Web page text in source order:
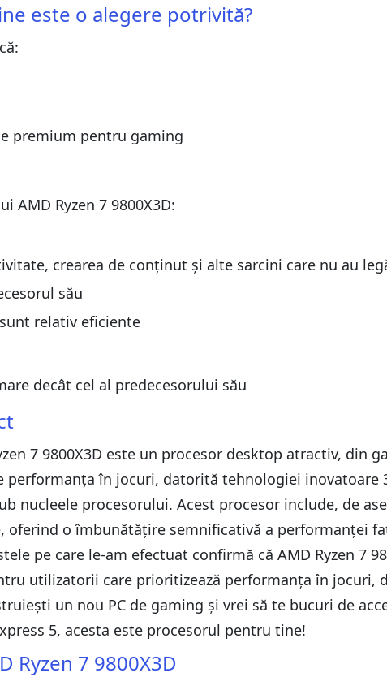
9800X3D
7 9700X vs. Ryzen 9 9900X: Compararea performanțelor
9800X3D
7 9700X vs. Ryzen 9 9900X: Compararea performanțelor
este o alegere potrivită?
premium pentru gaming
AMD Ryzen 7 9800X3D:
crearea de conținut și alte sarcini care nu au
său
relativ eficiente
decât cel al predecesorului său
7 9800X3D este un procesor desktop atractiv, din
performanța în jocuri, datorită tehnologiei inovatoare
nucleele procesorului. Acest procesor include, de
oferind o îmbunătățire semnificativă a performanței
pe care le-am efectuat confirmă că AMD Ryzen 7
utilizatorii care prioritizează performanța în jocuri,
un nou PC de gaming și vrei să te bucuri de
5, acesta este procesorul pentru tine!
Ryzen 7 9800X3D